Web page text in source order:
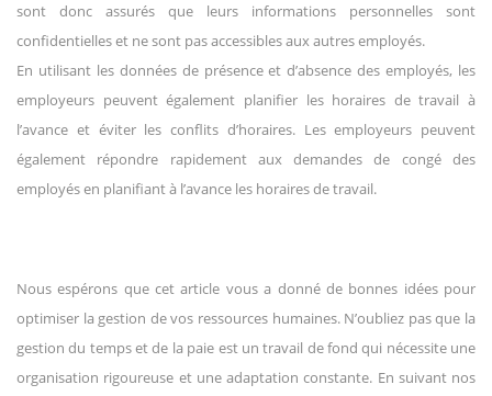
sont donc assurés que leurs informations personnelles sont
confidentielles et ne sont pas accessibles aux autres employés.
En utilisant les données de présence et d’absence des employés, les
employeurs peuvent également planifier les horaires de travail à
l’avance et éviter les conflits d’horaires. Les employeurs peuvent
également répondre rapidement aux demandes de congé des
employés en planifiant à l’avance les horaires de travail.
Nous espérons que cet article vous a donné de bonnes idées pour
optimiser la gestion de vos ressources humaines. N’oubliez pas que la
gestion du temps et de la paie est un travail de fond qui nécessite une
organisation rigoureuse et une adaptation constante. En suivant nos